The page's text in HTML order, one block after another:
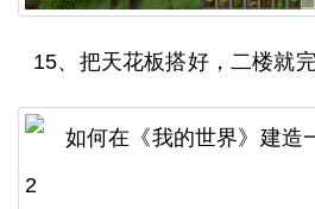
15、把天花板搭好，二楼就完